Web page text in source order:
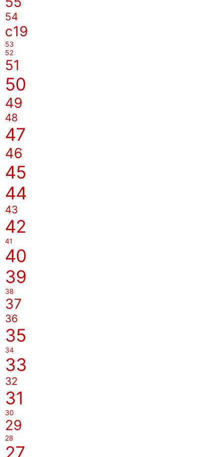
54
c19
53
52
51
50
49
48
47
46
45
44
43
42
41
40
39
38
37
36
35
34
33
32
31
30
29
28
27